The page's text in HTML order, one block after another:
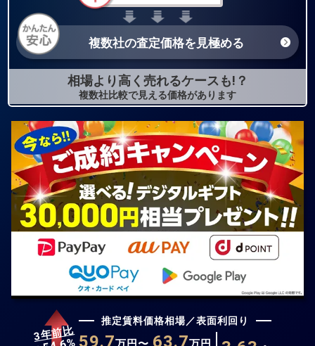
複数社の査定価格を見極める
相場より高く売れるケースも!？
複数社比較で見える価格があります
3年前比
%
推定賃料価格相場／表面利回り
59.7 63.7